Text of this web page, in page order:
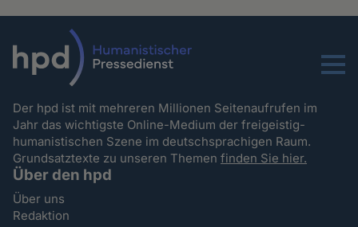
Menu
Der hpd ist mit mehreren Millionen Seitenaufrufen im
Jahr das wichtigste Online-Medium der freigeistig-
humanistischen Szene im deutschsprachigen Raum.
Grundsatztexte zu unseren Themenfinden Sie hier.
Über den hpd
Über uns
Redaktion